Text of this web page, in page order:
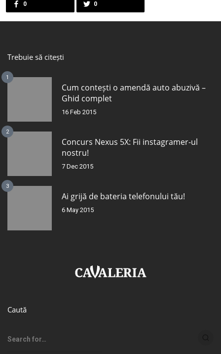
0 0
Trebuie să citești
1
Cum contești o amendă auto abuzivă –
Ghid complet
16 Feb 2015
2
Concurs Nexus 5X: Fii instagramer-ul
nostru!
7 Dec 2015
3
Ai grijă de bateria telefonului tău!
6 May 2015
Caută